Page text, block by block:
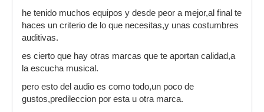
he tenido muchos equipos y desde peor a mejor,al final te
haces un criterio de lo que necesitas,y unas costumbres
auditivas.
es cierto que hay otras marcas que te aportan calidad,a
la escucha musical.
pero esto del audio es como todo,un poco de
gustos,predileccion por esta u otra marca.